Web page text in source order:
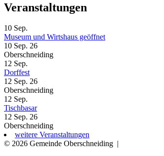
Veranstaltungen
10 Sep.
Museum und Wirtshaus geöffnet
10 Sep. 26
Oberschneiding
12 Sep.
Dorffest
12 Sep. 26
Oberschneiding
12 Sep.
Tischbasar
12 Sep. 26
Oberschneiding
weitere Veranstaltungen
© 2026 Gemeinde Oberschneiding |